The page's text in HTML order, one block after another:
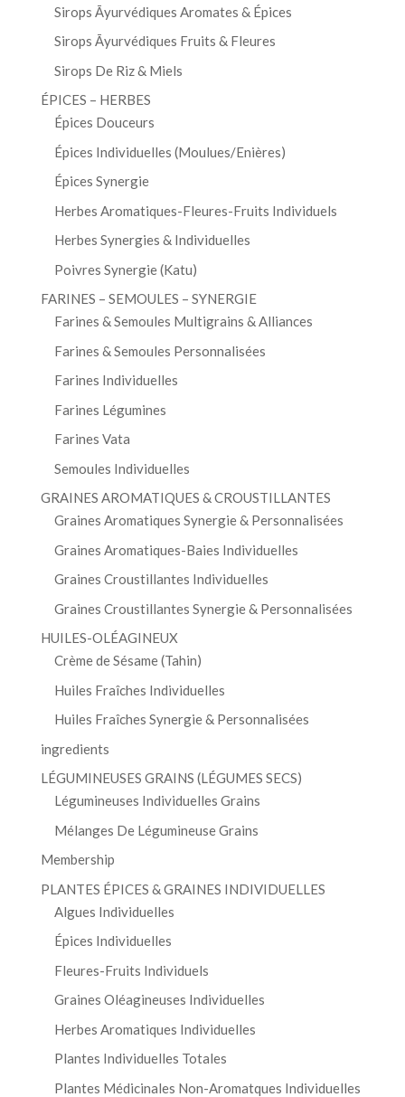
Sirops Āyurvédiques Aromates & Épices
Sirops Āyurvédiques Fruits & Fleures
Sirops De Riz & Miels
ÉPICES – HERBES
Épices Douceurs
Épices Individuelles (Moulues/Enières)
Épices Synergie
Herbes Aromatiques-Fleures-Fruits Individuels
Herbes Synergies & Individuelles
Poivres Synergie (Katu)
FARINES – SEMOULES – SYNERGIE
Farines & Semoules Multigrains & Alliances
Farines & Semoules Personnalisées
Farines Individuelles
Farines Légumines
Farines Vata
Semoules Individuelles
GRAINES AROMATIQUES & CROUSTILLANTES
Graines Aromatiques Synergie & Personnalisées
Graines Aromatiques-Baies Individuelles
Graines Croustillantes Individuelles
Graines Croustillantes Synergie & Personnalisées
HUILES-OLÉAGINEUX
Crème de Sésame (Tahin)
Huiles Fraîches Individuelles
Huiles Fraîches Synergie & Personnalisées
ingredients
LÉGUMINEUSES GRAINS (LÉGUMES SECS)
Légumineuses Individuelles Grains
Mélanges De Légumineuse Grains
Membership
PLANTES ÉPICES & GRAINES INDIVIDUELLES
Algues Individuelles
Épices Individuelles
Fleures-Fruits Individuels
Graines Oléagineuses Individuelles
Herbes Aromatiques Individuelles
Plantes Individuelles Totales
Plantes Médicinales Non-Aromatques Individuelles